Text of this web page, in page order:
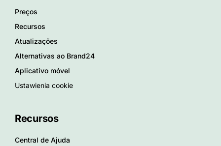
Preços
Recursos
Atualizações
Alternativas ao Brand24
Aplicativo móvel
Ustawienia cookie
Recursos
Central de Ajuda